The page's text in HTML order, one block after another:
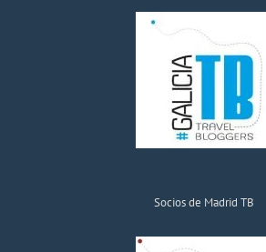
Socios de Madrid TB